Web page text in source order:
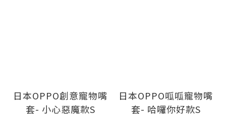
日本OPPO創意寵物嘴
套- 小心惡魔款S
日本OPPO呱呱寵物嘴
套- 哈囉你好款S